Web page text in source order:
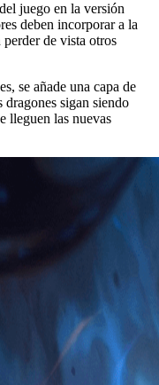
juego en la versión
deben incorporar a la
perder de vista otros
se añade una capa de
sigan siendo
lleguen las nuevas